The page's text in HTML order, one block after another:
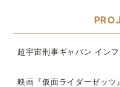
超宇宙刑事ギャバン イン
映画『仮面ライダーゼッ